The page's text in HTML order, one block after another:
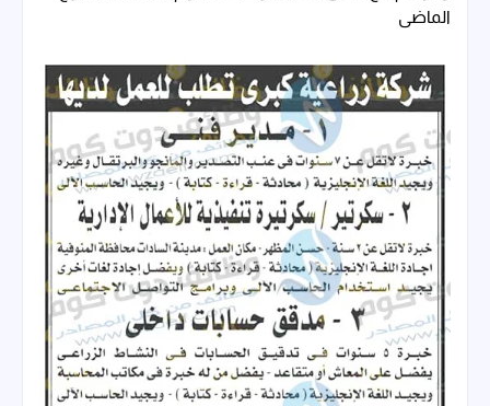
الماضى